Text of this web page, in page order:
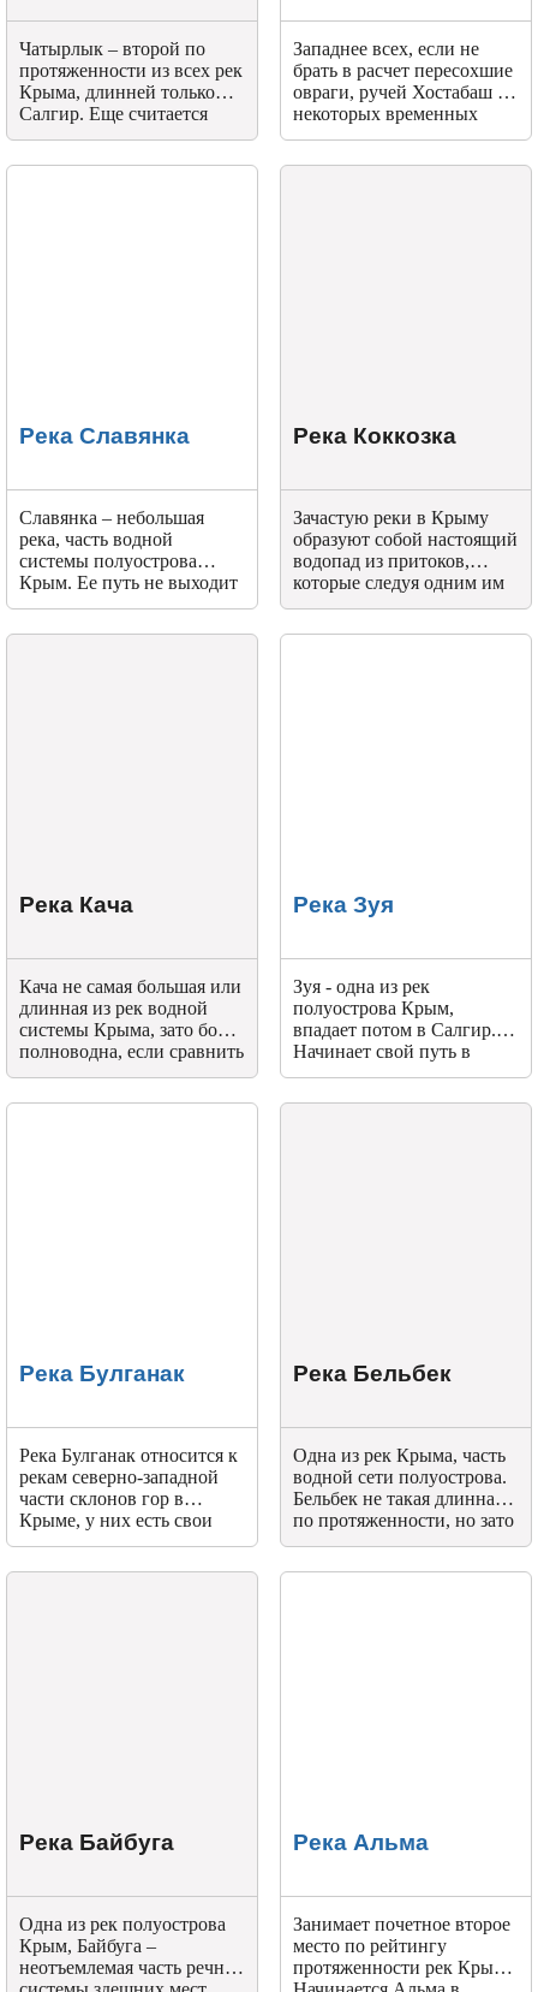
Чатырлык – второй по
протяженности из всех рек
Крыма, длинней только
Салгир. Еще считается
главным сухоречьем
Западнее всех, если не
брать в расчет пересохшие
овраги, ручей Хостабаш и
некоторых временных
ручьев, находится река
Река Славянка
Славянка – небольшая
река, часть водной
системы полуострова
Крым. Ее путь не выходит
за границы города
Река Коккозка
Зачастую реки в Крыму
образуют собой настоящий
водопад из притоков,
которые следуя одним им
известным маршрутам
Река Кача
Кача не самая большая или
длинная из рек водной
системы Крыма, зато более
полноводна, если сравнить
к примеру с Альмой.
Река Зуя
Зуя - одна из рек
полуострова Крым,
впадает потом в Салгир.
Начинает свой путь в
северной части
Река Булганак
Река Булганак относится к
рекам северно-западной
части склонов гор в
Крыме, у них есть свои
особенности – верховья
Река Бельбек
Одна из рек Крыма, часть
водной сети полуострова.
Бельбек не такая длинная
по протяженности, но зато
самая полноводная. Все
Река Байбуга
Одна из рек полуострова
Крым, Байбуга –
неотъемлемая часть речной
Река Альма
Занимает почетное второе
место по рейтингу
протяженности рек Крыма.